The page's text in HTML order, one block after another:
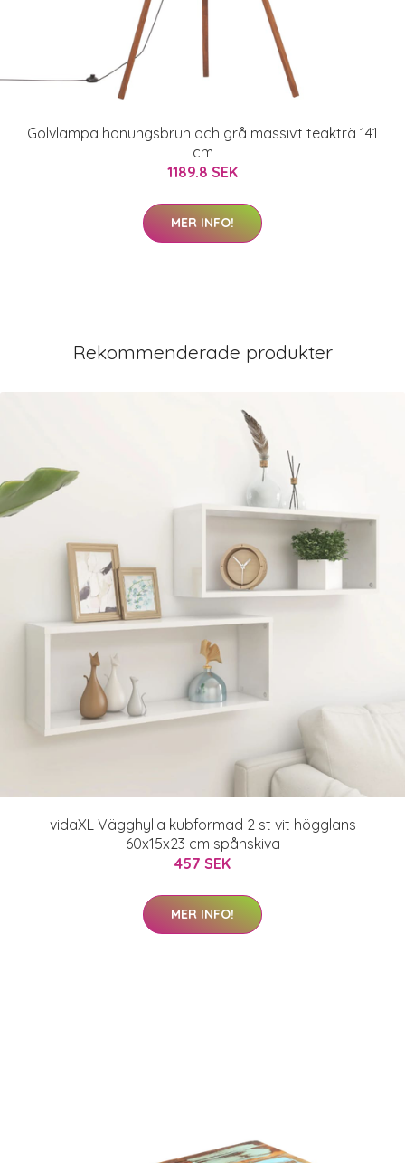
Golvlampa honungsbrun och grå massivt teakträ 141
cm
1189.8 SEK
MER INFO!
Rekommenderade produkter
vidaXL Vägghylla kubformad 2 st vit högglans
60x15x23 cm spånskiva
457 SEK
MER INFO!